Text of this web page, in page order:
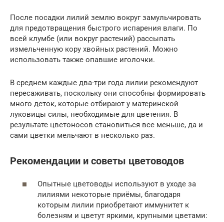
После посадки лилий землю вокруг замульчировать
для предотвращения быстрого испарения влаги. По
всей клумбе (или вокруг растений) рассыпать
измельченную кору хвойных растений. Можно
использовать также опавшие иголочки.
В среднем каждые два-три года лилии рекомендуют
пересаживать, поскольку они способны формировать
много деток, которые отбирают у материнской
луковицы силы, необходимые для цветения. В
результате цветоносов становиться все меньше, да и
сами цветки мельчают в несколько раз.
Рекомендации и советы цветоводов
Опытные цветоводы используют в уходе за
лилиями некоторые приёмы, благодаря
которым лилии приобретают иммунитет к
болезням и цветут яркими, крупными цветами: